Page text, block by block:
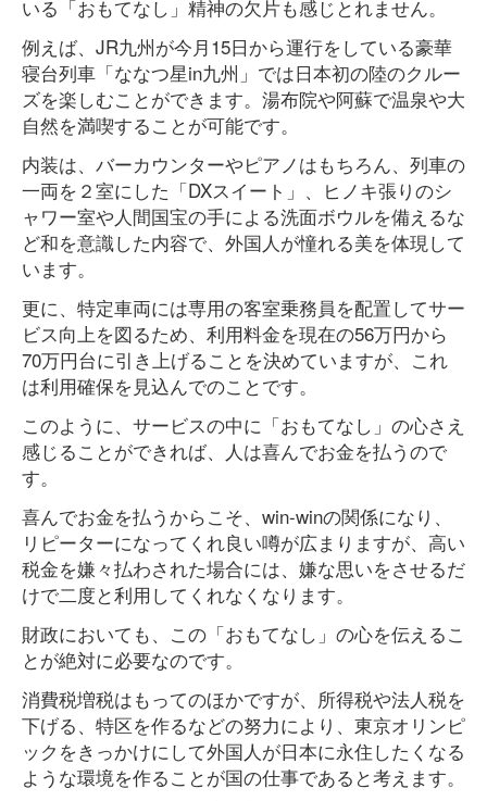
いる「おもてなし」精神の欠片も感じとれません。
例えば、JR九州が今月15日から運行をしている豪華
寝台列車「ななつ星in九州」では日本初の陸のクルー
ズを楽しむことができます。湯布院や阿蘇で温泉や大
自然を満喫することが可能です。
内装は、バーカウンターやピアノはもちろん、列車の
一両を２室にした「DXスイート」、ヒノキ張りのシ
ャワー室や人間国宝の手による洗面ボウルを備えるな
ど和を意識した内容で、外国人が憧れる美を体現して
います。
更に、特定車両には専用の客室乗務員を配置してサー
ビス向上を図るため、利用料金を現在の56万円から
70万円台に引き上げることを決めていますが、これ
は利用確保を見込んでのことです。
このように、サービスの中に「おもてなし」の心さえ
感じることができれば、人は喜んでお金を払うので
す。
喜んでお金を払うからこそ、win-winの関係になり、
リピーターになってくれ良い噂が広まりますが、高い
税金を嫌々払わされた場合には、嫌な思いをさせるだ
けで二度と利用してくれなくなります。
財政においても、この「おもてなし」の心を伝えるこ
とが絶対に必要なのです。
消費税増税はもってのほかですが、所得税や法人税を
下げる、特区を作るなどの努力により、東京オリンピ
ックをきっかけにして外国人が日本に永住したくなる
ような環境を作ることが国の仕事であると考えます。